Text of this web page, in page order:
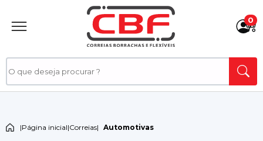
0
|Página inicial|Correias| Automotivas